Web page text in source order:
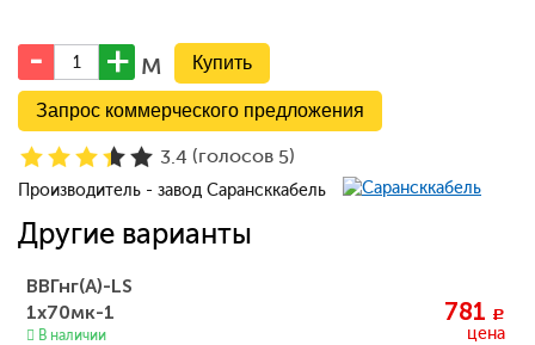
м
Запрос коммерческого предложения
3.4 (голосов 5)
Производитель - завод Сарансккабель
Другие варианты
ВВГнг(А)-LS
1х70мк-1
В наличии
781 c
цена